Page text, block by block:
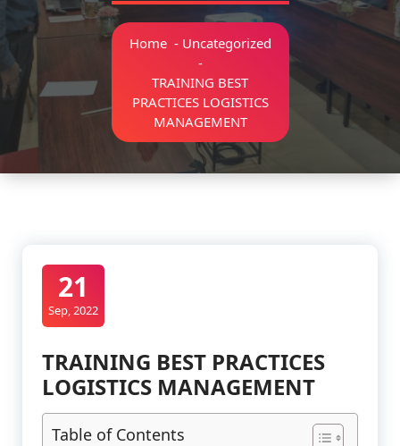
Home- Uncategorized
-
TRAINING BEST
PRACTICES LOGISTICS
MANAGEMENT
21
Sep, 2022
TRAINING BEST PRACTICES
LOGISTICS MANAGEMENT
Table of Contents